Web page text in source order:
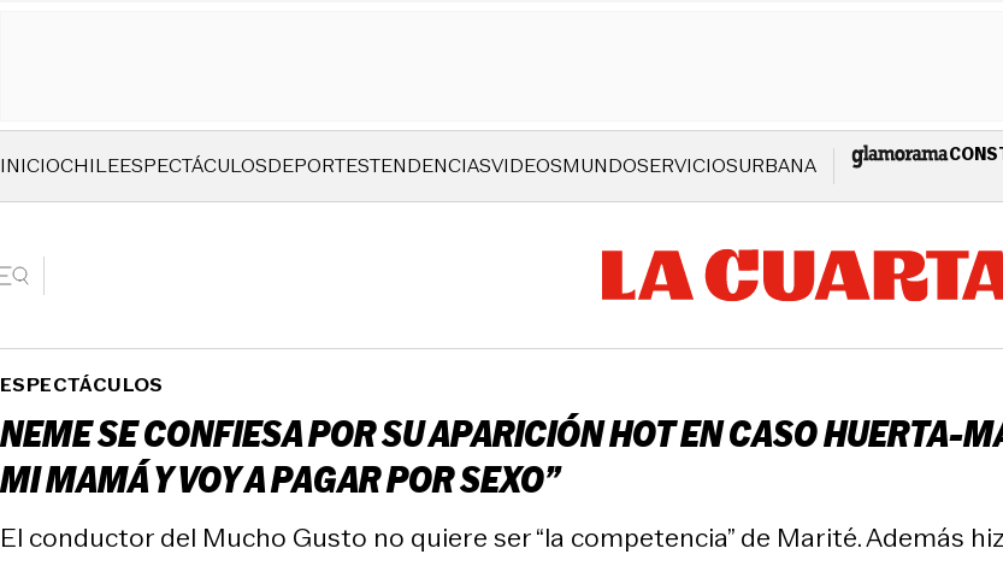
INICIOCHILEESPECTÁCULOSDEPORTESTENDENCIASVIDEOSMUNDOSERVICIOSURBANA
ESPECTÁCULOS
NEME SE CONFIESA POR SU APARICIÓN HOT EN CASO HUERTA-
MI MAMÁ Y VOY A PAGAR POR SEXO”
El conductor del Mucho Gusto no quiere ser “la competencia” de Marité. Además